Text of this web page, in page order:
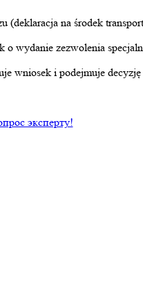
(deklaracja na środek
wydanie zezwolenia
wniosek i podejmuje
эксперту!